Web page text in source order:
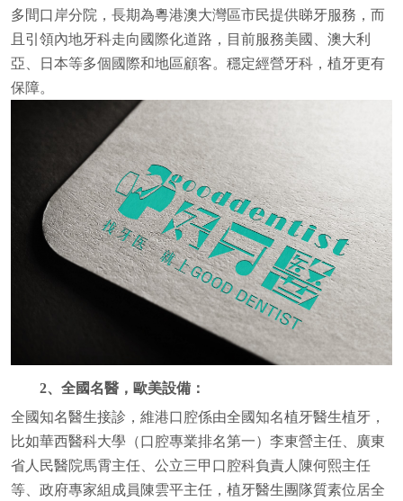
多間口岸分院，長期為粵港澳大灣區市民提供睇牙服務，而
且引領內地牙科走向國際化道路，目前服務美國、澳大利
亞、日本等多個國際和地區顧客。穩定經營牙科，植牙更有
保障。
2、全國名醫，歐美設備：
全國知名醫生接診，維港口腔係由全國知名植牙醫生植牙，
比如華西醫科大學（口腔專業排名第一）李東營主任、廣東
省人民醫院馬霄主任、公立三甲口腔科負責人陳何熙主任
等、政府專家組成員陳雲平主任，植牙醫生團隊質素位居全